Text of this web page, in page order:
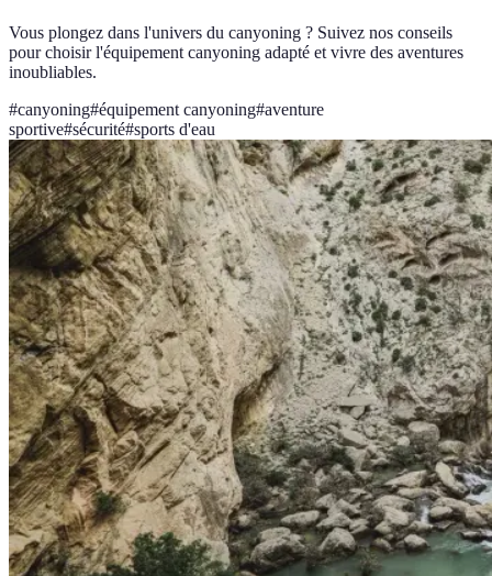
Vous plongez dans l'univers du canyoning ? Suivez nos conseils
pour choisir l'équipement canyoning adapté et vivre des aventures
inoubliables.
#canyoning#équipement canyoning#aventure
sportive#sécurité#sports d'eau